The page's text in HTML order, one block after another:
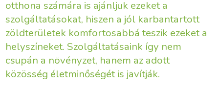
otthona számára is ajánljuk ezeket a
szolgáltatásokat, hiszen a jól karbantartott
zöldterületek komfortosabbá teszik ezeket a
helyszíneket. Szolgáltatásaink így nem
csupán a növényzet, hanem az adott
közösség életminőségét is javítják.